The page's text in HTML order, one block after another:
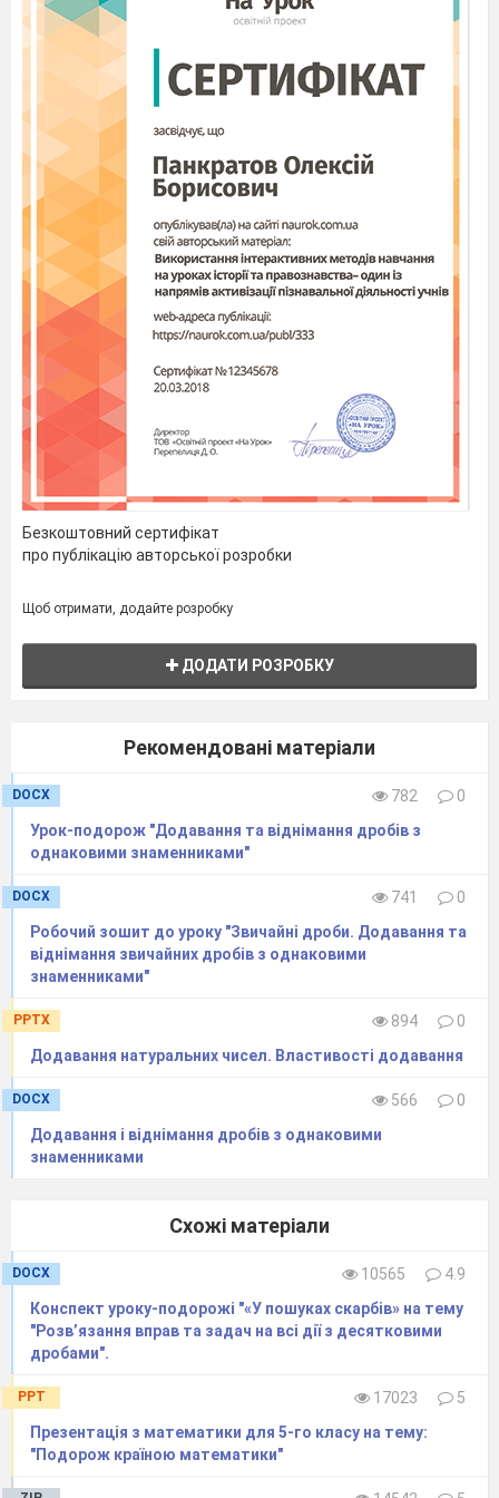
З молока виходить 10 % сиру. Скільки можна
одержати сиру з 500 кг молока? Розв’язання
10% = 0,1. 500 * 0,1 = 50 кг.
Відповідь: з 500 кг
молока можна одержати 50
кг сиру
Задача 2
Щоб купити 13-й айфон на день народження
сина, тато взяв у кредит на рік 45 000 грн під
15 % річних. Скільки грошей треба повернути
татові через рік?
Розв’язання
15%=0,15
0,15*45000=6750 (грн.) – становить 15%;
6750+45000=51750 (грн.) – треба повернути
З відсотками ми щодня зустрічаємося у
можна заощадити свої кошти. Сьогодні ми
перевіримо цінники в магазинах та з’ясуємо чи
правильно порахована знижка. Та чи завжди
можна вірити ціннику.
Розв’язання
108,70:100*40=43,48 (грн.) – знижка;
120,65:100*42=50,673 (грн.) –
Безкоштовний сертифікат
про публікацію авторської розробки
Щоб отримати, додайте розробку
ДОДАТИ РОЗРОБКУ
Рекомендовані матеріали
DOCX 782
0
Урок-подорож "Додавання та віднімання дробів з
однаковими знаменниками"
DOCX 741
0
Робочий зошит до уроку "Звичайні дроби. Додавання та
віднімання звичайних дробів з однаковими
знаменниками"
PPTX 894
0
Додавання натуральних чисел. Властивості додавання
DOCX 566
0
Додавання і віднімання дробів з однаковими
знаменниками
Схожі матеріали
DOCX 10565
4.9
Конспект уроку-подорожі "«У пошуках скарбів» на тему
"Розв’язання вправ та задач на всі дії з десятковими
дробами".
PPT 17023
5
Презентація з математики для 5-го класу на тему:
"Подорож країною математики"